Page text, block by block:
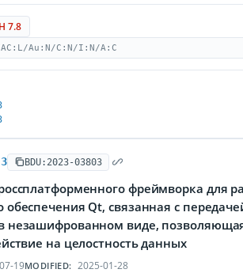
7.8
AC:L/Au:N/C:N/I:N/A:C
BDU:2023-03803
фреймворка для
обеспечения Qt, связанная с
незашифрованном виде,
на целостность данных
19MODIFIED: 2025-01-28